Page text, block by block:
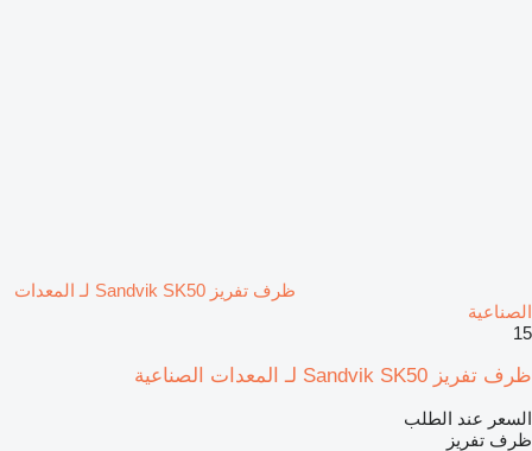
ظرف تفريز Sandvik SK50 لـ المعدات
الصناعية
15
ظرف تفريز Sandvik SK50 لـ المعدات الصناعية
السعر عند الطلب
ظرف تفريز